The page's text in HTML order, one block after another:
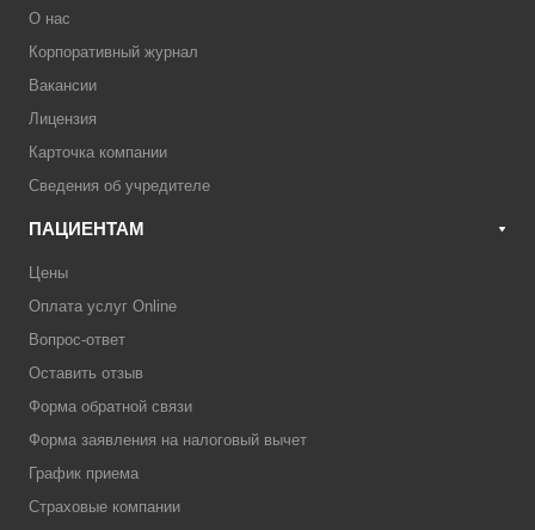
О нас
Корпоративный журнал
Вакансии
Лицензия
Карточка компании
Сведения об учредителе
ПАЦИЕНТАМ
Цены
Оплата услуг Online
Вопрос-ответ
Оставить отзыв
Форма обратной связи
Форма заявления на налоговый вычет
График приема
Страховые компании